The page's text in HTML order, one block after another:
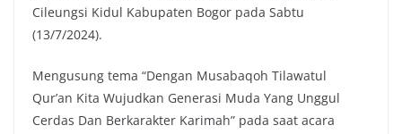
Cileungsi Kidul Kabupaten Bogor pada Sabtu
(13/7/2024).
Mengusung tema “Dengan Musabaqoh Tilawatul
Qur’an Kita Wujudkan Generasi Muda Yang Unggul
Cerdas Dan Berkarakter Karimah” pada saat acara